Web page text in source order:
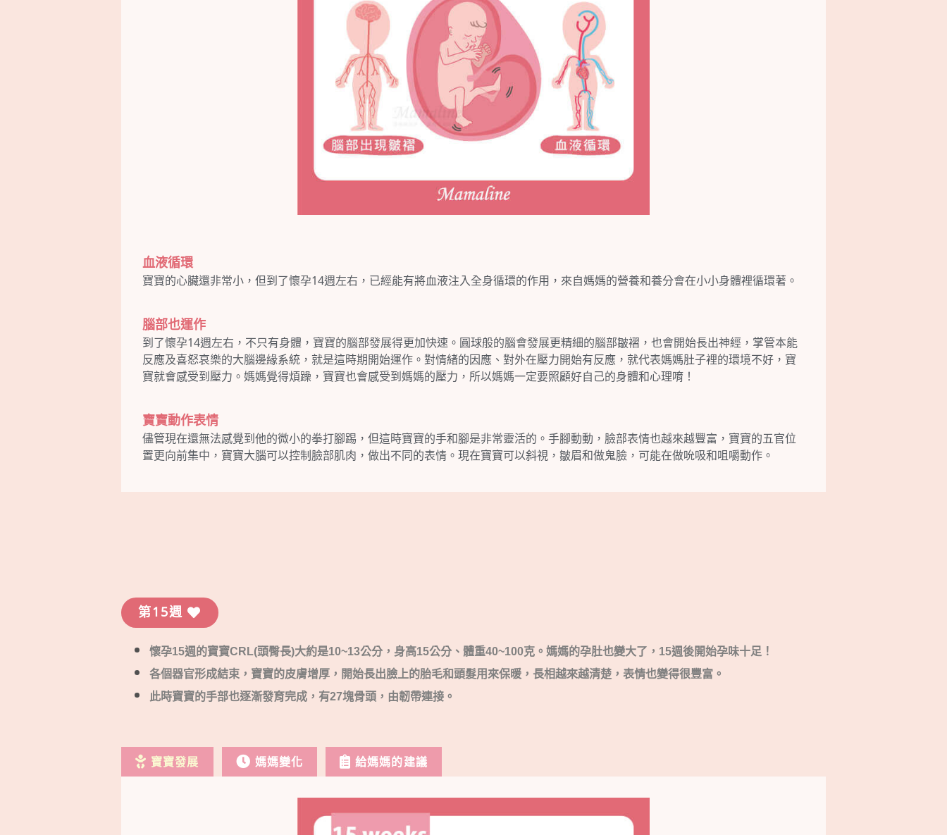
血液循環
寶寶的心臟還非常小，但到了懷孕14週左右，已經能有將血液注入全身循環的作用，來自媽媽的營養和養分會在小小身體裡循環著。
腦部也運作
到了懷孕14週左右，不只有身體，寶寶的腦部發展得更加快速。圓球般的腦會發展更精細的腦部皺褶，也會開始長出神經，掌管本能
反應及喜怒哀樂的大腦邊緣系統，就是這時期開始運作。對情緒的因應、對外在壓力開始有反應，就代表媽媽肚子裡的環境不好，寶
寶就會感受到壓力。媽媽覺得煩躁，寶寶也會感受到媽媽的壓力，所以媽媽一定要照顧好自己的身體和心理唷！
寶寶動作表情
儘管現在還無法感覺到他的微小的拳打腳踢，但這時寶寶的手和腳是非常靈活的。手腳動動，臉部表情也越來越豐富，寶寶的五官位
置更向前集中，寶寶大腦可以控制臉部肌肉，做出不同的表情。現在寶寶可以斜視，皺眉和做鬼臉，可能在做吮吸和咀嚼動作。
第15週
懷孕15週的寶寶CRL(頭臀長)大約是10~13公分，身高15公分、體重40~100克。媽媽的孕肚也變大了，15週後開始孕味十足！
各個器官形成結束，寶寶的皮膚增厚，開始長出臉上的胎毛和頭髮用來保暖，長相越來越清楚，表情也變得很豐富。
此時寶寶的手部也逐漸發育完成，有27塊骨頭，由韌帶連接。
寶寶發展 媽媽變化 給媽媽的建議